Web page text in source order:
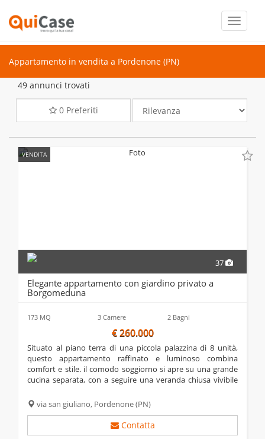
Toggle
Appartamento in vendita a Pordenone (PN)
49 annunci trovati
0Preferiti
VENDITA
37
Elegante appartamento con giardino privato a
Borgomeduna
173 MQ 3 Camere 2 Bagni
€ 260.000
situato al piano terra di una piccola palazzina di 8 unità,
questo appartamento raffinato e luminoso combina
comfort e stile. il comodo soggiorno si apre su una grande
cucina separata, con a seguire una veranda chiusa vivibile
dona design e comodità. la...
via san giuliano, Pordenone(PN)
Contatta